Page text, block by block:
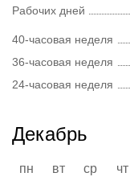
Рабочих дней
40-часовая неделя
36-часовая неделя
24-часовая неделя
Декабрь
пн вт ср чт